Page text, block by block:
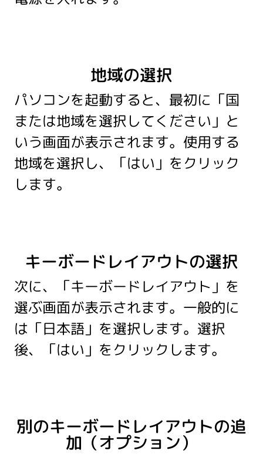
地域の選択
パソコンを起動すると、最初に「国
または地域を選択してください」と
いう画面が表示されます。使用する
地域を選択し、「はい」をクリック
します。
キーボードレイアウトの選択
次に、「キーボードレイアウト」を
選ぶ画面が表示されます。一般的に
は「日本語」を選択します。選択
後、「はい」をクリックします。
別のキーボードレイアウトの追
加（オプション）